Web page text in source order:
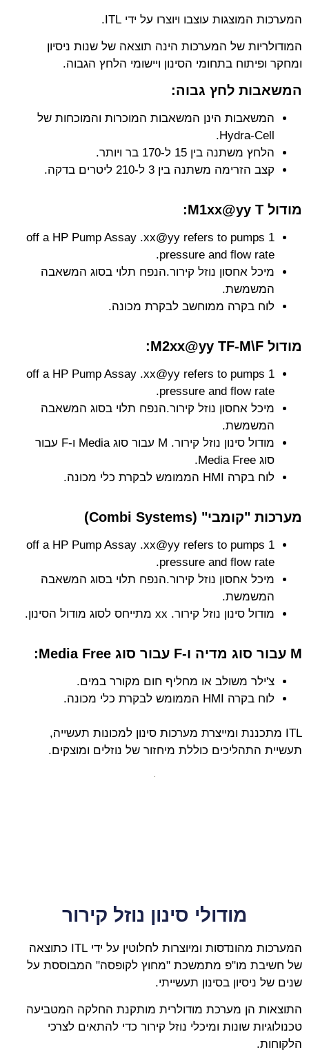
המערכות המוצגות עוצבו ויוצרו על ידי ITL.
המודולריות של המערכות הינה תוצאה של שנות ניסיון
ומחקר ופיתוח בתחומי הסינון ויישומי הלחץ הגבוה.
המשאבות לחץ גבוה:
המשאבות הינן המשאבות המוכרות והמוכחות של
Hydra-Cell.
הלחץ משתנה בין 15 ל-170 בר ויותר.
קצב הזרימה משתנה בין 3 ל-210 ליטרים בדקה.
מודול M1xx@yy T:
1 off a HP Pump Assay .xx@yy refers to pumps
pressure and flow rate.
מיכל אחסון נוזל קירור.הנפח תלוי בסוג המשאבה
המשמשת.
לוח בקרה ממוחשב לבקרת מכונה.
מודול M2xx@yy TF-M\F:
1 off a HP Pump Assay .xx@yy refers to pumps
pressure and flow rate.
מיכל אחסון נוזל קירור.הנפח תלוי בסוג המשאבה
המשמשת.
מודול סינון נוזל קירור. M עבור סוג Media ו-F עבור
סוג Media Free.
לוח בקרה HMI הממומש לבקרת כלי מכונה.
מערכות "קומבי" (Combi Systems)
1 off a HP Pump Assay .xx@yy refers to pumps
pressure and flow rate.
מיכל אחסון נוזל קירור.הנפח תלוי בסוג המשאבה
המשמשת.
מודול סינון נוזל קירור. xx מתייחס לסוג מודול הסינון.
M עבור סוג מדיה ו-F עבור סוג Media Free:
צ'ילר משולב או מחליף חום מקורר במים.
לוח בקרה HMI הממומש לבקרת כלי מכונה.
ITL מתכננת ומייצרת מערכות סינון למכונות תעשייה,
תעשיית התהליכים כוללת מיחזור של נוזלים ומוצקים.
מודולי סינון נוזל קירור
המערכות מהונדסות ומיוצרות לחלוטין על ידי ITL כתוצאה
של חשיבת מו"פ מתמשכת "מחוץ לקופסה" המבוססת על
שנים של ניסיון בסינון תעשייתי.
התוצאות הן מערכת מודולרית מותקנת החלקה המטביעה
טכנולוגיות שונות ומיכלי נוזל קירור כדי להתאים לצרכי
הלקוחות.